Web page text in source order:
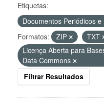
Etiquetas:
Documentos Periódicos
Formatos:
ZIP TXT
Licença Aberta para
Data Commons
Filtrar Resultados